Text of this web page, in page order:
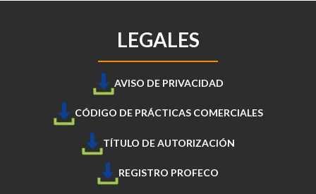
LEGALES
AVISO DE PRIVACIDAD
CÓDIGO DE PRÁCTICAS COMERCIALES
TÍTULO DE AUTORIZACIÓN
REGISTRO PROFECO